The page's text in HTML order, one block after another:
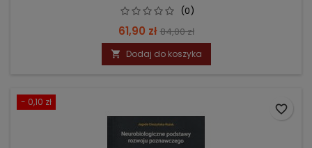
(0)
Cena
61,90 zł Cena
podstawowa
84,00 zł
 Dodaj do koszyka
- 0,10 zł
favorite_border